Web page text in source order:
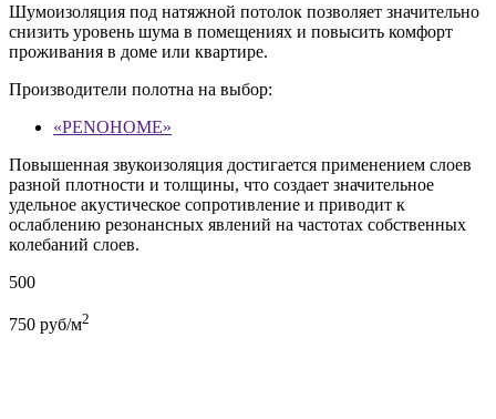
Шумоизоляция под натяжной потолок позволяет значительно
снизить уровень шума в помещениях и повысить комфорт
проживания в доме или квартире.
Производители полотна на выбор:
«PENOHOME»
Повышенная звукоизоляция достигается применением слоев
разной плотности и толщины, что создает значительное
удельное акустическое сопротивление и приводит к
ослаблению резонансных явлений на частотах собственных
колебаний слоев.
500
750 руб/м2